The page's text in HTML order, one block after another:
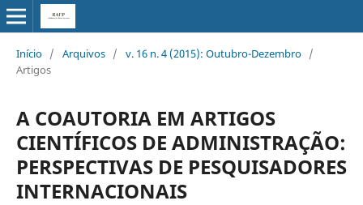
Início / Arquivos / v. 16 n. 4 (2015): Outubro-Dezembro /
Artigos
A COAUTORIA EM ARTIGOS
CIENTÍFICOS DE ADMINISTRAÇÃO:
PERSPECTIVAS DE PESQUISADORES
INTERNACIONAIS